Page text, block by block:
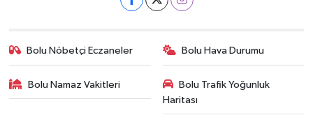
Bolu Nöbetçi Eczaneler Bolu Hava Durumu
Bolu Namaz Vakitleri
Bolu Trafik Yoğunluk
Haritası